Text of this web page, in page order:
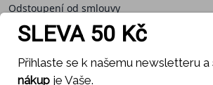
Odstoupení od smlouvy
Přijímáme on-line
platby
SLEVA 50 Kč
Přihlaste se k našemu newsletteru a
nákup je Vaše.